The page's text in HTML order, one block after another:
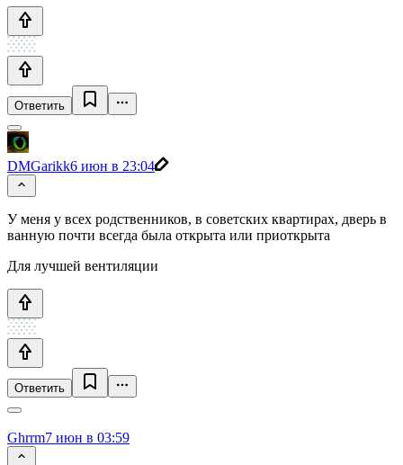
Ответить
DMGarikk6 июн в 23:04
У меня у всех родственников, в советских квартирах, дверь в
ванную почти всегда была открыта или приоткрыта
Для лучшей вентиляции
Ответить
Ghrrm7 июн в 03:59